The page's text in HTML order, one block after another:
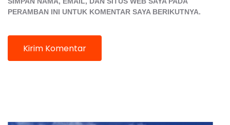
PERAMBAN INI UNTUK KOMENTAR SAYA BERIKUTNYA.